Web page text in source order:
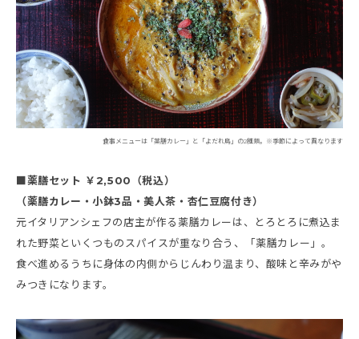
食事メニューは「薬膳カレー」と「よだれ鳥」の2種類。※季節によって異なります
■薬膳セット ￥2,500（税込）
（薬膳カレー・小鉢3品・美人茶・杏仁豆腐付き）
元イタリアンシェフの店主が作る薬膳カレーは、とろとろに煮込ま
れた野菜といくつものスパイスが重なり合う、「薬膳カレー」。
食べ進めるうちに身体の内側からじんわり温まり、酸味と辛みがや
みつきになります。